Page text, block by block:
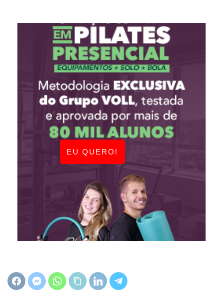
EU QUERO!